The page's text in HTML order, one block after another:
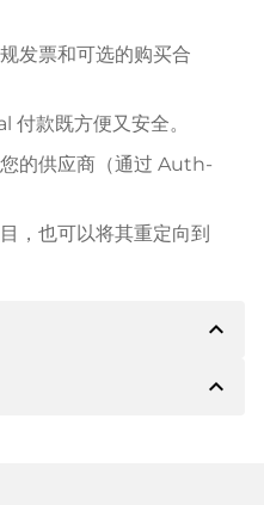
发票和可选的购买合
款既方便又安全。
的供应商（通过 Auth-
，也可以将其重定向到
expand_less
款细节。房主随后会向您
expand_less